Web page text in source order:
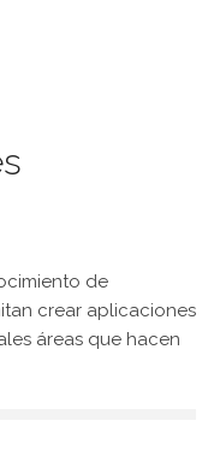
de
crear aplicaciones
áreas que hacen